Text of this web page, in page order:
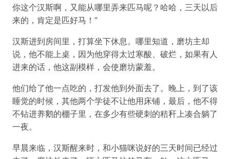
你这个汉斯啊，又能从哪里弄来匹马呢？哈哈，三天以后
来的，肯定是匹好马！”
汉斯进到房间里，打算坐下休息。哪里知道，磨坊主却
说，他不能上桌，因为他穿得太过寒酸、破烂，如果有人
进来的话，他这副模样，会使磨坊蒙羞。
他们给了他一点吃的，打发他到外面去了。晚上，到了该
睡觉的时候，其他两个学徒不让他用床铺，最后，他不得
不钻进养鹅的棚子里，在多少有些硬刺的秸秆上凑合躺了
一夜。
早晨来临，汉斯醒来时，和小猫咪说好的三天时间已经过